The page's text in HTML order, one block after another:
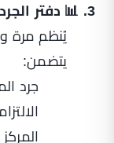
3. 📊 دفتر الجرد والميزانية
يُنظم مرة
يتضمن:
جرد